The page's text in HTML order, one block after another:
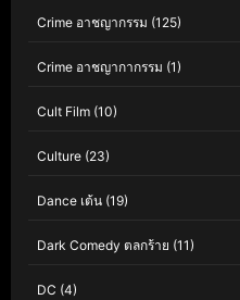
Crime อาชญากรรม (125)
Crime อาชญากากรรม (1)
Cult Film (10)
Culture (23)
Dance เต้น (19)
Dark Comedy ตลกร้าย (11)
DC (4)